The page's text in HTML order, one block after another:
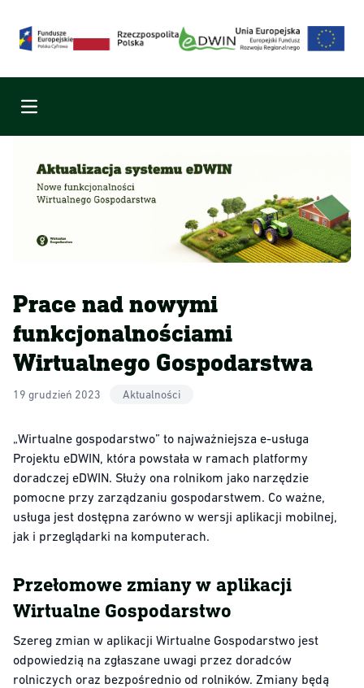
Menu
Prace nad nowymi
funkcjonalnościami
Wirtualnego Gospodarstwa
19 grudzień 2023 Aktualności
„Wirtualne gospodarstwo” to najważniejsza e-usługa
Projektu eDWIN, która powstała w ramach platformy
doradczej eDWIN. Służy ona rolnikom jako narzędzie
pomocne przy zarządzaniu gospodarstwem. Co ważne,
usługa jest dostępna zarówno w wersji aplikacji mobilnej,
jak i przeglądarki na komputerach.
Przełomowe zmiany w aplikacji
Wirtualne Gospodarstwo
Szereg zmian w aplikacji Wirtualne Gospodarstwo jest
odpowiedzią na zgłaszane uwagi przez doradców
rolniczych oraz bezpośrednio od rolników. Zmiany będą